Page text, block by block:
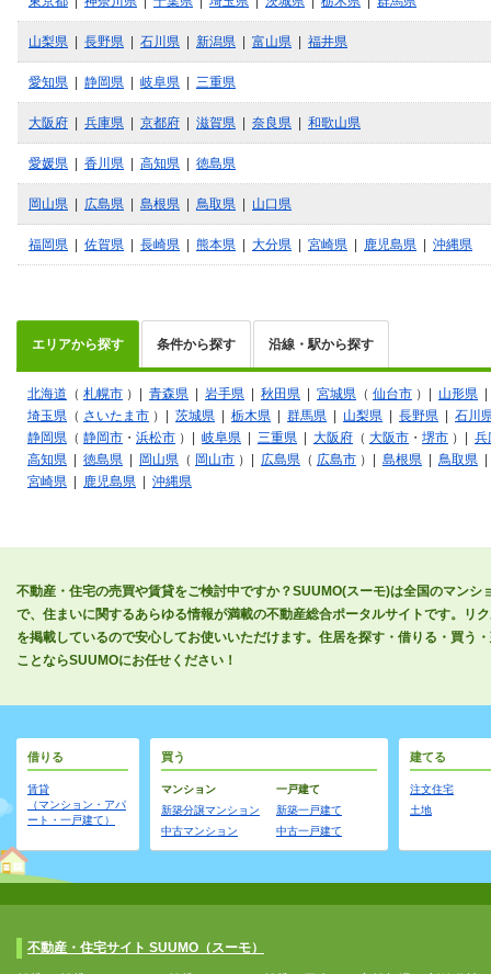
山梨県 長野県 石川県 新潟県 富山県 福井県
愛知県 静岡県 岐阜県 三重県
大阪府 兵庫県 京都府 滋賀県 奈良県 和歌山県
愛媛県 香川県 高知県 徳島県
岡山県 広島県 島根県 鳥取県 山口県
福岡県 佐賀県 長崎県 熊本県 大分県 宮崎県 鹿児島県 沖縄県
エリアから探す 条件から探す 沿線・駅から探す
北海道 （ 札幌市 ）| 青森県 岩手県 秋田県 宮城県 （ 仙台市 ）| 山形県
埼玉県 （ さいたま市 ）| 茨城県 栃木県 群馬県 山梨県 長野県
石川
静岡県 （ 静岡市 ・ 浜松市 ）| 岐阜県 三重県 大阪府 （ 大阪市 ・ 堺市 ）| 兵
高知県
徳島県 岡山県 （ 岡山市 ）| 広島県 （ 広島市 ）| 島根県 鳥取県
宮崎県
鹿児島県 沖縄県
不動産・住宅の売買や賃貸をご検討中ですか？SUUMO(スーモ)は全国のマン
で、住まいに関するあらゆる情報が満載の不動産総合ポータルサイトです。リ
を掲載しているので安心してお使いいただけます。住居を探す・借りる・買う
ことならSUUMOにお任せください！
借りる
賃貸
（マンション・アパ
ート・一戸建て）
買う
マンション
新築分譲マンション
中古マンション
一戸建て
新築一戸建て
中古一戸建て
建てる
注文住宅
土地
不動産・住宅サイト SUUMO（スーモ）